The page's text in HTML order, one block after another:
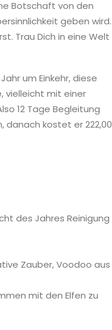
Botschaft von den
geben wird.
Trau Dich in eine Welt
um Einkehr, diese
vielleicht mit einer
12 Tage Begleitung
danach kostet er 222,00
des Jahres Reinigung
Zauber, Voodoo aus
mit den Elfen zu